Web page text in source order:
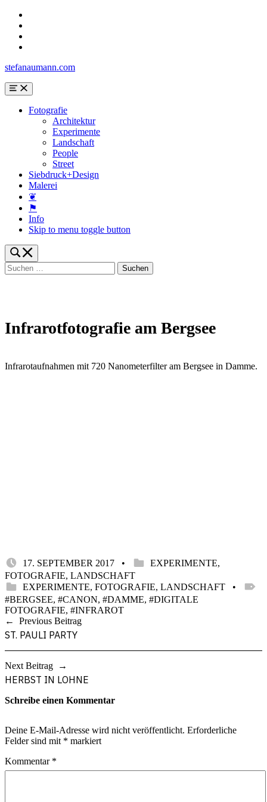
form
footer
stefanaumann.com
Menu
Fotografie
Architektur
Experimente
Landschaft
People
Street
Siebdruck+Design
Malerei
❦
⚑
Info
Skip to menu toggle button
search
form
modal
Suchen
nach:
Infrarotfotografie am Bergsee
Infrarotaufnahmen mit 720 Nanometerfilter am Bergsee in Damme.
POSTED ON:
17. SEPTEMBER 2017 WRITTEN BY:
STEFAN
CATEGORIZED IN:
EXPERIMENTE,
FOTOGRAFIE, LANDSCHAFT
CATEGORIZED IN:
EXPERIMENTE,FOTOGRAFIE,LANDSCHAFT
BERGSEE, CANON, DAMME,
DIGITALE
FOTOGRAFIE,
INFRAROT
Skip
back
to
main
navigation
Beitragsnavigation
Previous Beitrag
ST. PAULI PARTY
Next Beitrag
HERBST IN LOHNE
Schreibe einen Kommentar
Deine E-Mail-Adresse wird nicht veröffentlicht. Erforderliche
Felder sind mit * markiert
Kommentar *